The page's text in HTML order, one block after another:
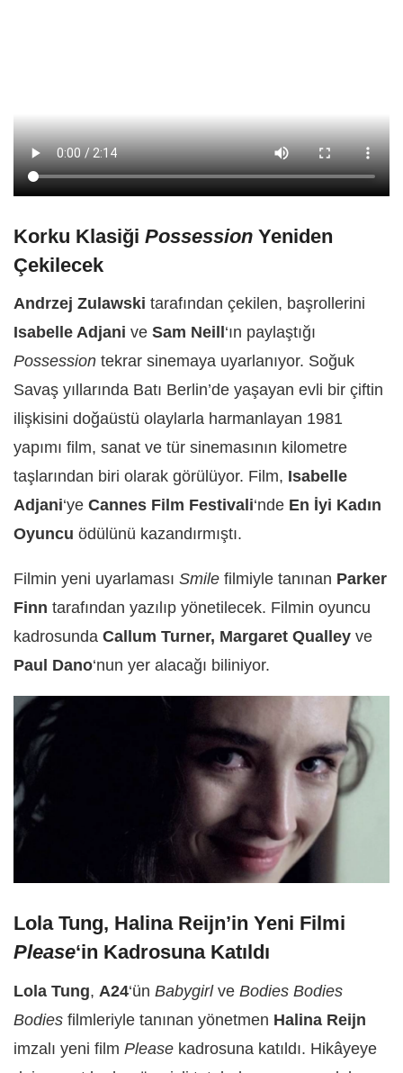
Korku Klasiği Possession Yeniden
Çekilecek
Andrzej Zulawski tarafından çekilen, başrollerini
Isabelle Adjani ve Sam Neill ‘ın paylaştığı
Possession tekrar sinemaya uyarlanıyor. Soğuk
Savaş yıllarında Batı Berlin’de yaşayan evli bir çiftin
ilişkisini doğaüstü olaylarla harmanlayan 1981
yapımı film, sanat ve tür sinemasının kilometre
taşlarından biri olarak görülüyor. Film, Isabelle
Adjani‘ye Cannes Film Festivali‘nde En İyi Kadın
Oyuncu ödülünü kazandırmıştı.
Filmin yeni uyarlaması Smile filmiyle tanınan Parker
Finn tarafından yazılıp yönetilecek. Filmin oyuncu
kadrosunda Callum Turner, Margaret Qualley ve
Paul Dano‘nun yer alacağı biliniyor.
Lola Tung, Halina Reijn’in Yeni Filmi
Please‘in Kadrosuna Katıldı
Lola Tung, A24‘ün Babygirl ve Bodies Bodies
Bodies filmleriyle tanınan yönetmen Halina Reijn
imzalı yeni film Please kadrosuna katıldı. Hikâyeye